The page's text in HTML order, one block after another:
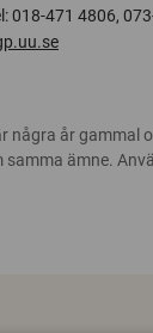
018-471 4806,
några år gammal
samma ämne.